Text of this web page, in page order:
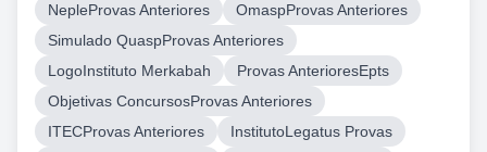
NepleProvas Anteriores
OmaspProvas Anteriores
Simulado QuaspProvas Anteriores
LogoInstituto Merkabah
Provas AnterioresEpts
Objetivas ConcursosProvas Anteriores
ITECProvas Anteriores
InstitutoLegatus Provas